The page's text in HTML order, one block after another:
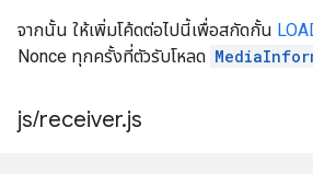
จากนั้น ให้เพิ่มโค้ดต่อไปนี้เพื่อสกัดกั้น
Nonce ทุกครั้งที่ตัวรับโหลด
js/receiver.js